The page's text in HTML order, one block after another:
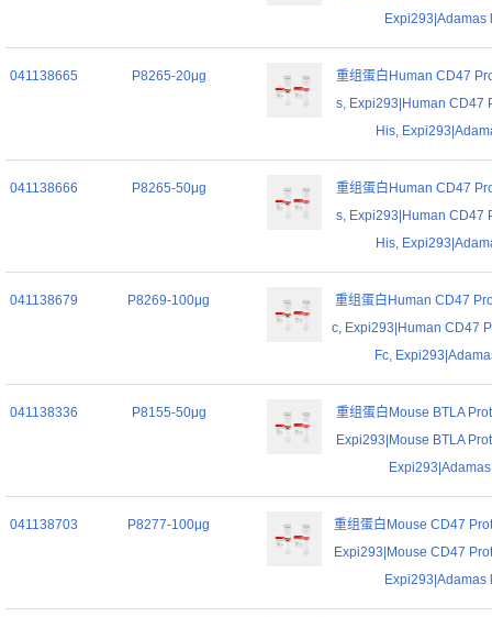
Expi293|Adamas
041138665 P8265-20μg
重组蛋白Human CD47
s, Expi293|Human CD47
His,
041138666 P8265-50μg
重组蛋白Human CD47
s, Expi293|Human CD47
His,
041138679 P8269-100μg
重组蛋白Human CD47
c, Expi293|Human CD47
Fc,
041138336 P8155-50μg
重组蛋白Mouse BTLA
Expi293|Mouse BTLA
041138703 P8277-100μg
重组蛋白Mouse CD47
Expi293|Mouse CD47
Expi293|Adamas